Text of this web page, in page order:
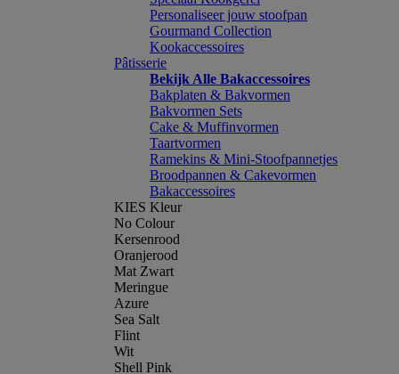
Personaliseer jouw stoofpan
Gourmand Collection
Kookaccessoires
Pâtisserie
Bekijk Alle Bakaccessoires
Bakplaten & Bakvormen
Bakvormen Sets
Cake & Muffinvormen
Taartvormen
Ramekins & Mini-Stoofpannetjes
Broodpannen & Cakevormen
Bakaccessoires
KIES Kleur
No Colour
Kersenrood
Oranjerood
Mat Zwart
Meringue
Azure
Sea Salt
Flint
Wit
Shell Pink